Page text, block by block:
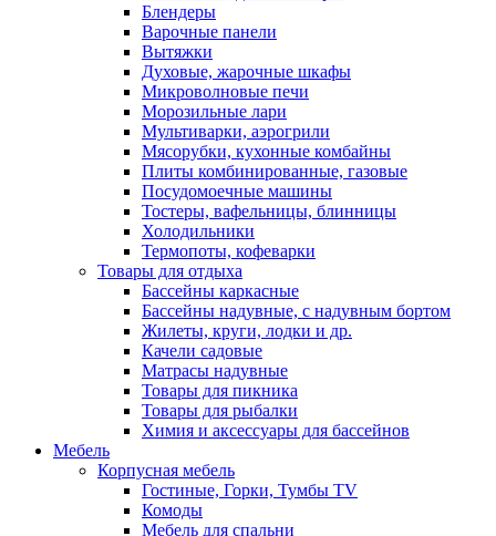
Блендеры
Варочные панели
Вытяжки
Духовые, жарочные шкафы
Микроволновые печи
Морозильные лари
Мультиварки, аэрогрили
Мясорубки, кухонные комбайны
Плиты комбинированные, газовые
Посудомоечные машины
Тостеры, вафельницы, блинницы
Холодильники
Термопоты, кофеварки
Товары для отдыха
Бассейны каркасные
Бассейны надувные, с надувным бортом
Жилеты, круги, лодки и др.
Качели садовые
Матрасы надувные
Товары для пикника
Товары для рыбалки
Химия и аксессуары для бассейнов
Мебель
Корпусная мебель
Гостиные, Горки, Тумбы TV
Комоды
Мебель для спальни